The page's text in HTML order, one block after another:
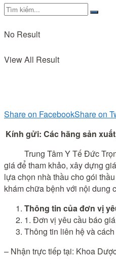
No Result
View All Result
Share on FacebookShare on
Kính gửi: Các hãng sản
Trung Tâm Y Tế Đức
giá để tham khảo, xây dựng
lựa chọn nhà thầu cho gói
khám chữa bệnh với nội dung
Thông tin của đơn vị
1. Đơn vị yêu cầu báo
Thông tin liên hệ và
– Nhận trực tiếp tại: Khoa